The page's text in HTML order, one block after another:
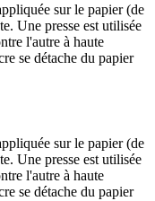
sur le papier (de
Une presse est utilisée
l'autre à haute
se détache du papier
sur le papier (de
Une presse est utilisée
l'autre à haute
se détache du papier